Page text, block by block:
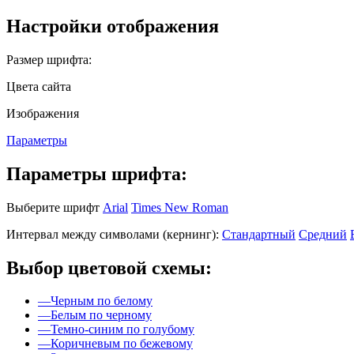
Настройки отображения
Размер шрифта:
Цвета сайта
Изображения
Параметры
Параметры шрифта:
Выберите шрифт Arial Times New Roman
Интервал между символами (кернинг): Стандартный Средний
Выбор цветовой схемы:
—Черным по белому
—Белым по черному
—Темно-синим по голубому
—Коричневым по бежевому